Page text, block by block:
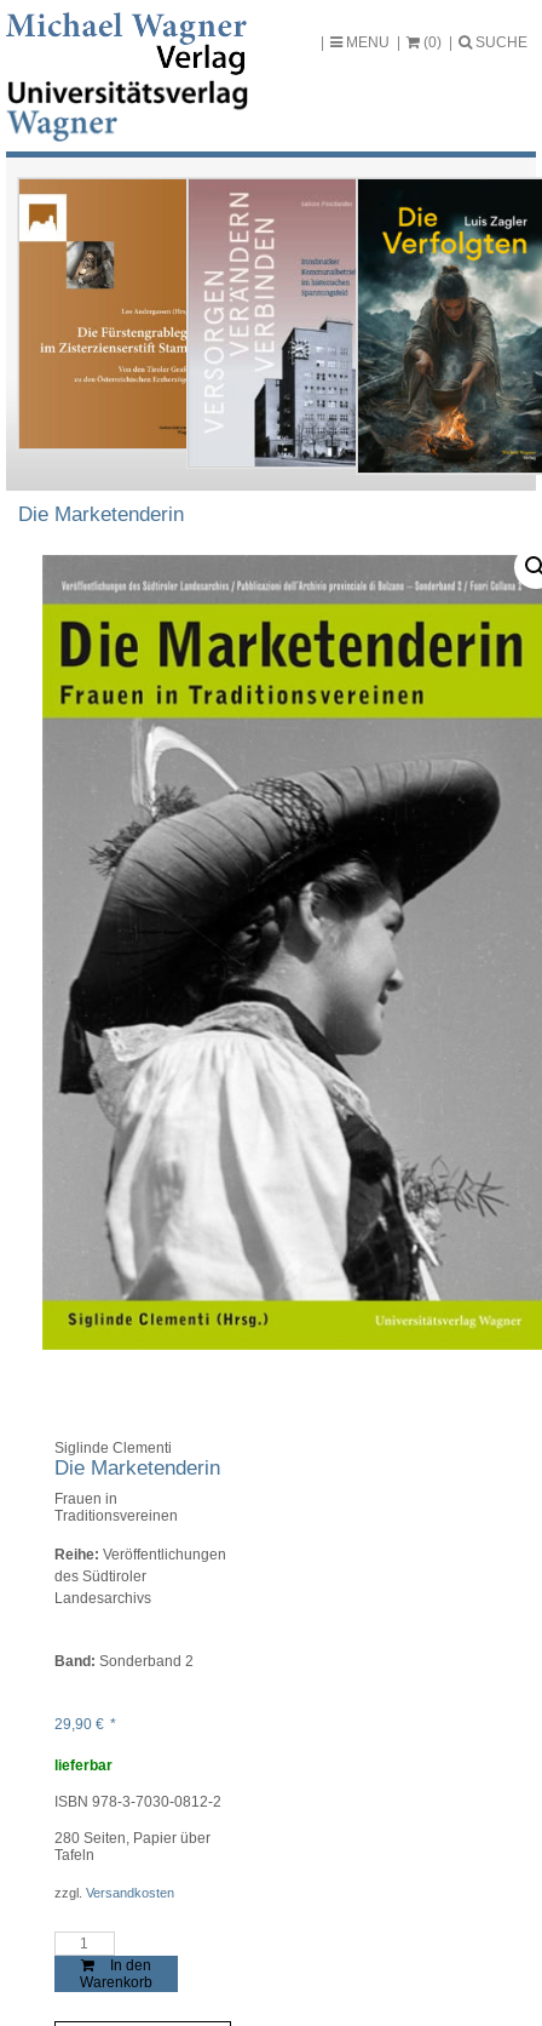
MENU (0) SUCHE
Die Marketenderin
Siglinde Clementi
Die Marketenderin
Frauen in
Traditionsvereinen
Reihe: Veröffentlichungen
des Südtiroler
Landesarchivs
Band: Sonderband 2
29,90 € *
lieferbar
ISBN 978-3-7030-0812-2
280 Seiten, Papier über
Tafeln
zzgl. Versandkosten
Die
Marketenderin
Menge
In den
Warenkorb